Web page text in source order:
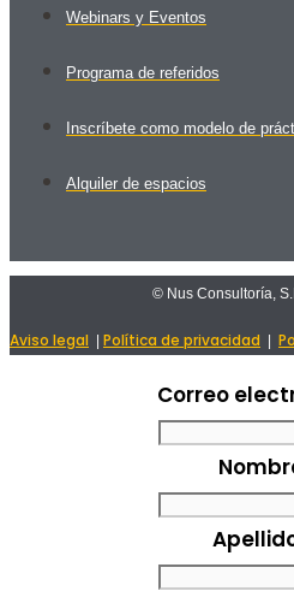
Webinars y Eventos
Programa de referidos
Inscríbete como modelo de
Alquiler de espacios
© Nus Consultoría,
Aviso legal | Política de privacidad |
Correo